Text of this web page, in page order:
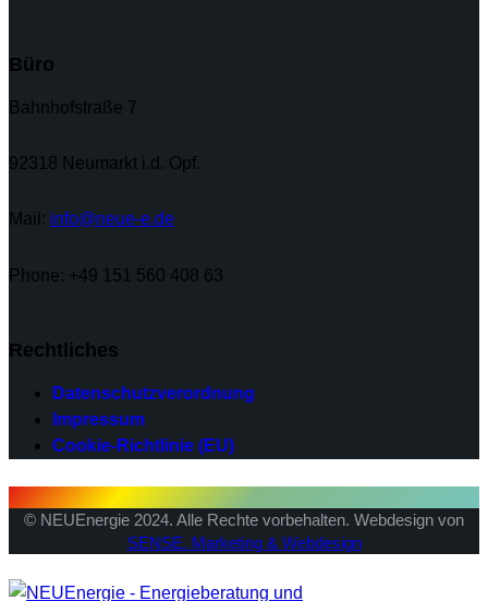
Büro
Bahnhofstraße 7
92318 Neumarkt i.d. Opf.
Mail: info@neue-e.de
Phone: +49 151 560 408 63
Rechtliches
Datenschutzverordnung
Impressum
Cookie-Richtlinie (EU)
© NEUEnergie 2024. Alle Rechte vorbehalten. Webdesign von
SENSE. Marketing & Webdesign